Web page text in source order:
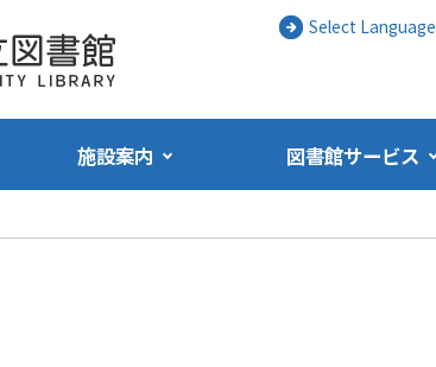
Select Language
施設案内 図書館サービス